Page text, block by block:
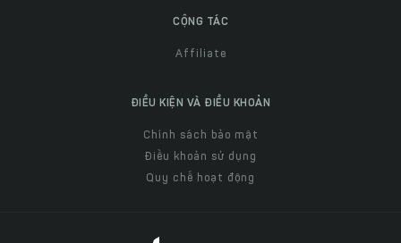
CỘNG TÁC
Affiliate
ĐIỀU KIỆN VÀ ĐIỀU KHOẢN
Chính sách bảo mật
Điều khoản sử dụng
Quy chế hoạt động